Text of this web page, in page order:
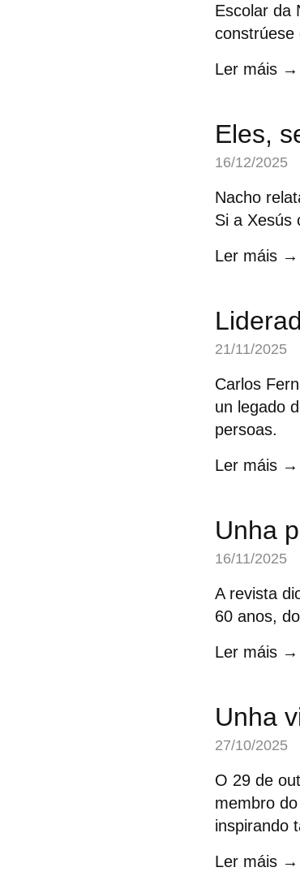
Escolar da
constrúese
Ler máis →
Eles,
16/12/2025
Nacho
Si a Xesús
Ler máis →
21/11/2025
Carlos
un legado
persoas.
Ler máis →
Unha
16/11/2025
A revista
60 anos,
Ler máis →
Unha
27/10/2025
O 29 de
membro
inspirando
Ler máis →